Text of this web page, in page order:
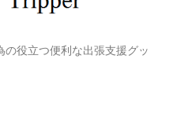
役立つ便利な出張支援グッ